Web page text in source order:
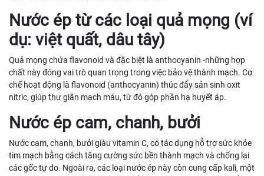
Nước ép từ các loại quả mọng (ví
dụ: việt quất, dâu tây)
Quả mọng chứa flavonoid và đặc biệt là anthocyanin -những hợp
chất này đóng vai trò quan trọng trong việc bảo vệ thành mạch. Cơ
chế hoạt động là flavonoid (anthocyanin) thúc đẩy sản sinh oxit
nitric, giúp thư giãn mạch máu, từ đó góp phần hạ huyết áp.
Nước ép cam, chanh, bưởi
Nước cam, chanh, bưởi giàu vitamin C, có tác dụng hỗ trợ sức khỏe
tim mạch bằng cách tăng cường sức bền thành mạch và chống lại
các gốc tự do. Ngoài ra, các loại nước ép này còn cung cấp kali, một